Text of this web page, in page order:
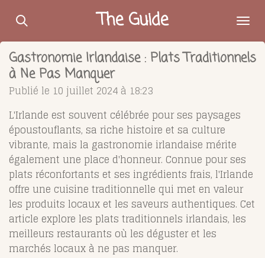
Passer
contenu
principal
The Guide
Gastronomie Irlandaise : Plats Traditionnels
à Ne Pas Manquer
Publié le 10 juillet 2024 à 18:23
L'Irlande est souvent célébrée pour ses paysages
époustouflants, sa riche histoire et sa culture
vibrante, mais la gastronomie irlandaise mérite
également une place d'honneur. Connue pour ses
plats réconfortants et ses ingrédients frais, l'Irlande
offre une cuisine traditionnelle qui met en valeur
les produits locaux et les saveurs authentiques. Cet
article explore les plats traditionnels irlandais, les
meilleurs restaurants où les déguster et les
marchés locaux à ne pas manquer.